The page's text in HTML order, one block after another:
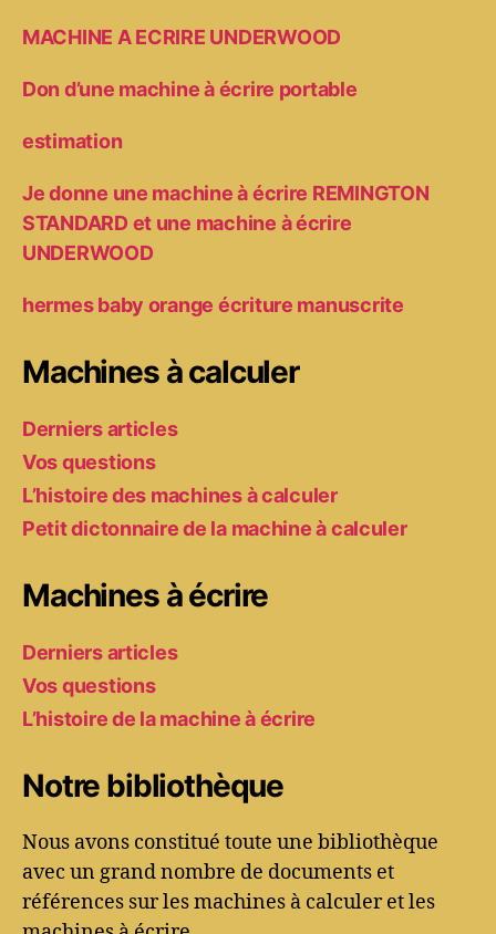
MACHINE A ECRIRE UNDERWOOD
Don d’une machine à écrire portable
estimation
Je donne une machine à écrire REMINGTON
STANDARD et une machine à écrire
UNDERWOOD
hermes baby orange écriture manuscrite
Machines à calculer
Derniers articles
Vos questions
L’histoire des machines à calculer
Petit dictonnaire de la machine à calculer
Machines à écrire
Derniers articles
Vos questions
L’histoire de la machine à écrire
Notre bibliothèque
Nous avons constitué toute une bibliothèque
avec un grand nombre de documents et
références sur les machines à calculer et les